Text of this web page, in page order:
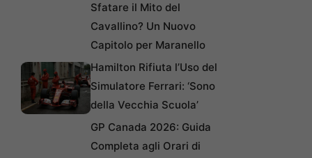
Sfatare il Mito del
Cavallino? Un Nuovo
Capitolo per Maranello
Hamilton Rifiuta l’Uso del
Simulatore Ferrari: ‘Sono
della Vecchia Scuola’
GP Canada 2026: Guida
Completa agli Orari di